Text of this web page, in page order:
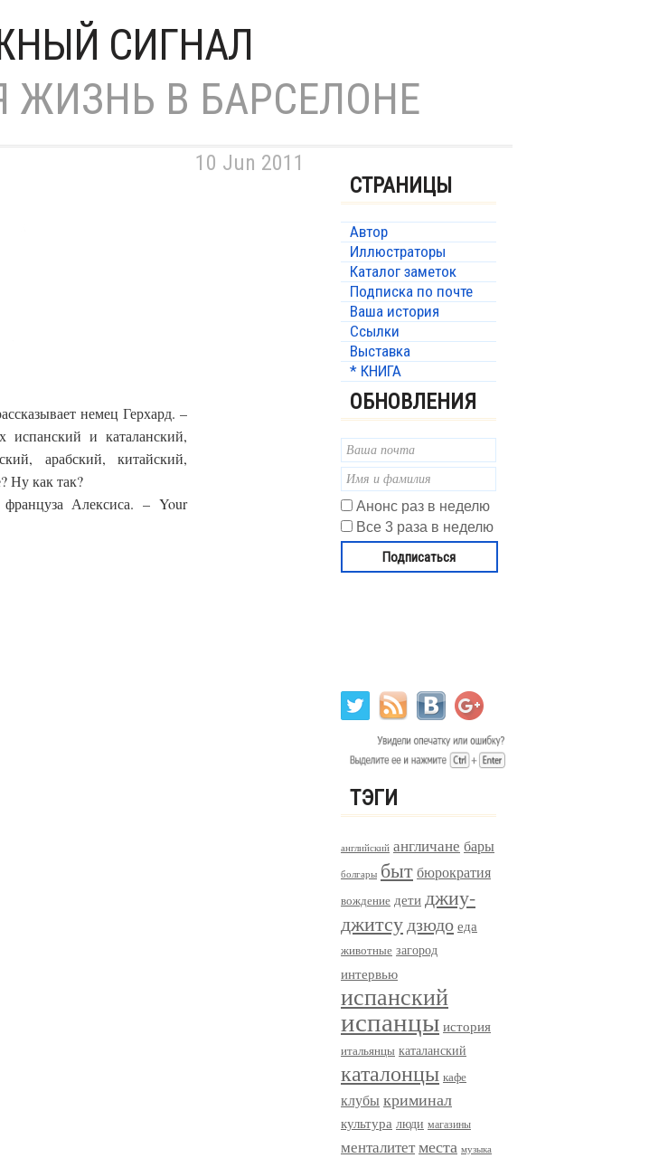
СИГНАЛ
ЖИЗНЬ В БАРСЕЛОНЕ
10 Jun 2011
немец Герхард. –
и каталанский,
арабский, китайский,
Ну как так?
Алексиса. – Your
СТРАНИЦЫ
Автор
Иллюстраторы
Каталог заметок
Подписка по почте
Ваша история
Ссылки
Выставка
* КНИГА
ОБНОВЛЕНИЯ
Анонс раз в неделю
Все 3 раза в неделю
ТЭГИ
английский англичане бары
болгары бытбюрократия
вождение дети джиу-
джитсудзюдо еда
животные загород
интервью
испанский
испанцы история
итальянцы каталанский
каталонцы кафе
клубы криминал
культура люди магазины
менталитетместа музыка